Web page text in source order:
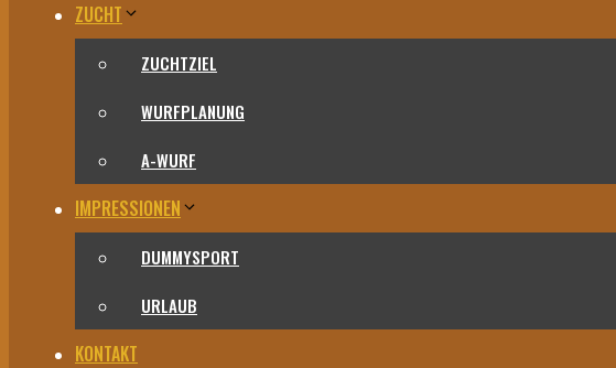
ZUCHT
ZUCHTZIEL
WURFPLANUNG
A-WURF
IMPRESSIONEN
DUMMYSPORT
URLAUB
KONTAKT